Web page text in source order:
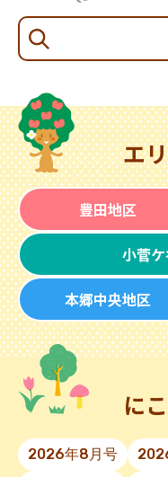
エ
豊田地区
小菅
本郷中央地区
に
2026年8月号